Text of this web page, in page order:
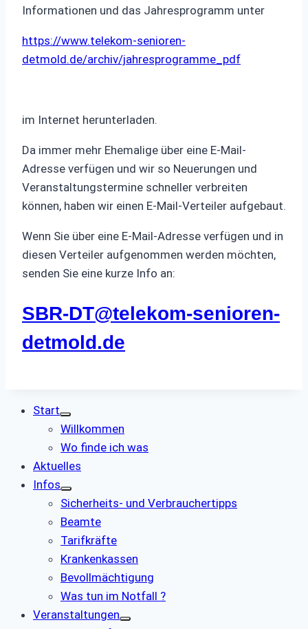
Informationen und das Jahresprogramm unter
https://www.telekom-senioren-
detmold.de/archiv/jahresprogramme_pdf
im Internet herunterladen.
Da immer mehr Ehemalige über eine E-Mail-
Adresse verfügen und wir so Neuerungen und
Veranstaltungstermine schneller verbreiten
können, haben wir einen E-Mail-Verteiler aufgebaut.
Wenn Sie über eine E-Mail-Adresse verfügen und in
diesen Verteiler aufgenommen werden möchten,
senden Sie eine kurze Info an:
SBR-DT@telekom-senioren-
detmold.de
Start
Willkommen
Wo finde ich was
Aktuelles
Infos
Sicherheits- und Verbrauchertipps
Beamte
Tarifkräfte
Krankenkassen
Bevollmächtigung
Was tun im Notfall ?
Veranstaltungen